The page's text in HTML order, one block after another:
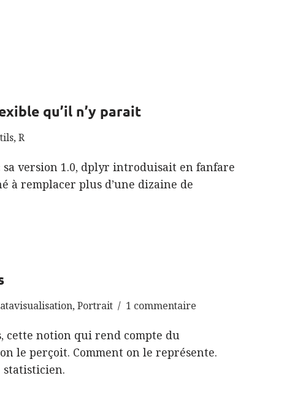
qu’il n’y parait
,R
version 1.0, dplyr introduisait en fanfare
à remplacer plus d’une dizaine de
,Portrait 1 commentaire
cette notion qui rend compte du
le perçoit. Comment on le représente.
statisticien.